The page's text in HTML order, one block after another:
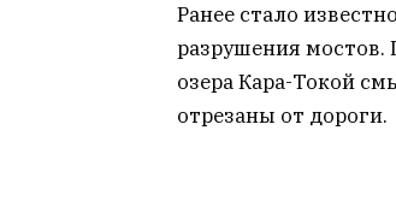
Ранее стало
разрушения мостов.
озера Кара-Токой
отрезаны от дороги.